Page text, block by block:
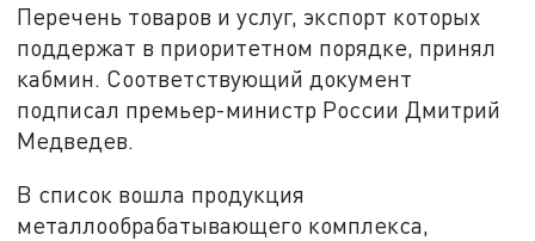
Перечень товаров и услуг, экспорт которых
поддержат в приоритетном порядке, принял
кабмин. Соответствующий документ
подписал премьер-министр России Дмитрий
Медведев.
В список вошла продукция
металлообрабатывающего комплекса,